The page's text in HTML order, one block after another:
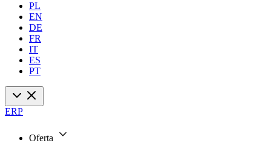
PL
EN
DE
FR
IT
ES
PT
ERP
Oferta